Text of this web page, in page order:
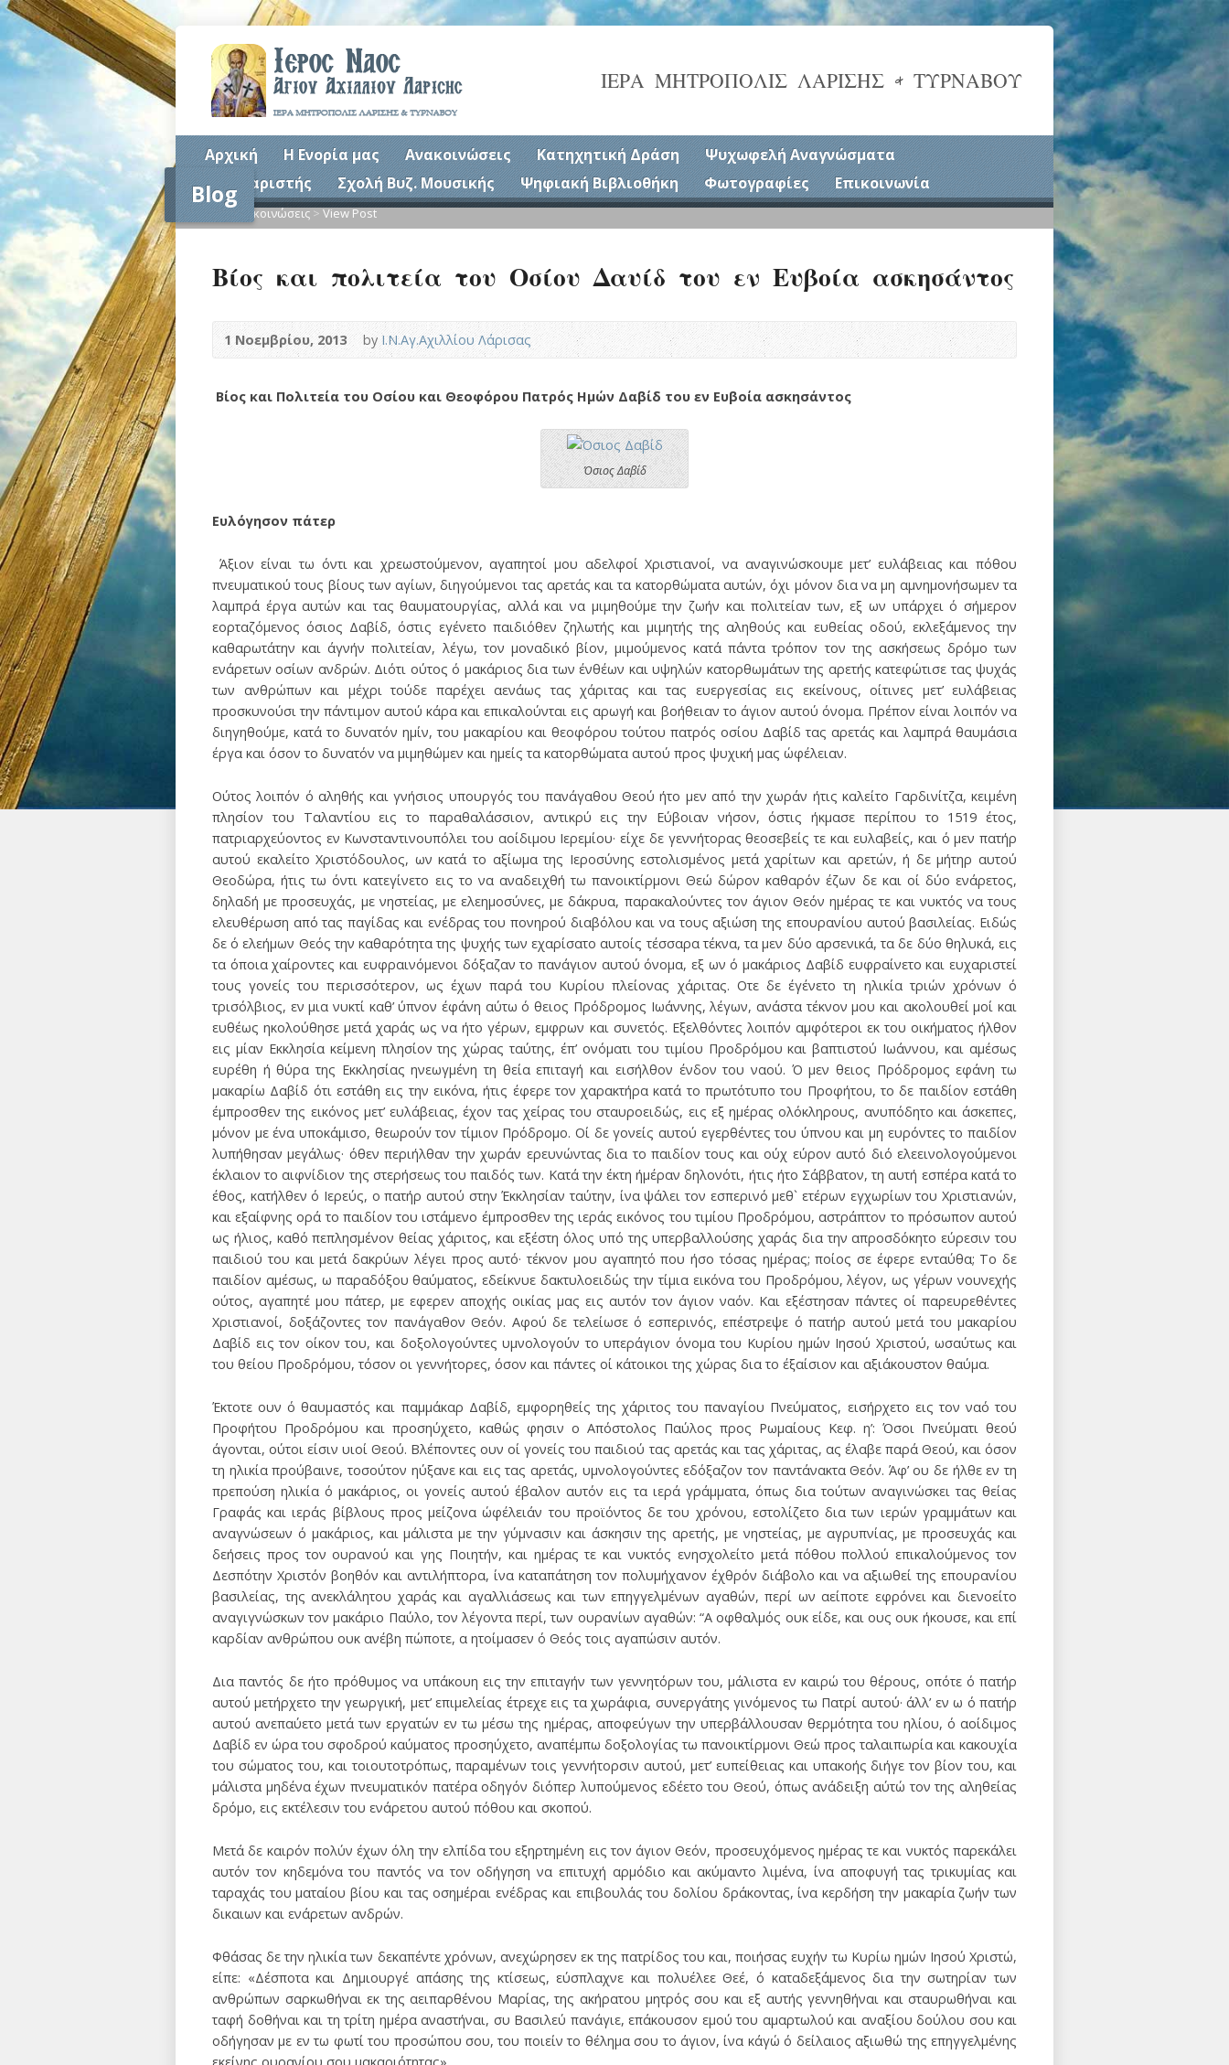
ΙΕΡΑ ΜΗΤΡΟΠΟΛΙΣ ΛΑΡΙΣΗΣ & ΤΥΡΝΑΒΟΥ
Αρχική Η Ενορία μας Ανακοινώσεις Κατηχητική Δράση
Ψυχωφελή Αναγνώσματα
Συναξαριστής
Σχολή Βυζ. Μουσικής Ψηφιακή Βιβλιοθήκη Φωτογραφίες Επικοινωνία
Blog
>Ανακοινώσεις>View Post
Βίος και πολιτεία του Οσίου Δαυίδ του εν Ευβοία ασκησάντος
1 Νοεμβρίου, 2013 by Ι.Ν.Αγ.Αχιλλίου Λάρισας
Βίος και Πολιτεία του Οσίου και Θεοφόρου Πατρός Ημών Δαβίδ του εν Ευβοία ασκησάντος
Όσιος Δαβίδ
Ευλόγησον πάτερ
Άξιον είναι τω όντι και χρεωστούμενον, αγαπητοί μου αδελφοί Χριστιανοί, να αναγινώσκουμε μετ’ ευλάβειας και πόθου
πνευματικού τους βίους των αγίων, διηγούμενοι τας αρετάς και τα κατορθώματα αυτών, όχι μόνον δια να μη αμνημονήσωμεν τα
λαμπρά έργα αυτών και τας θαυματουργίας, αλλά και να μιμηθούμε την ζωήν και πολιτείαν των, εξ ων υπάρχει ό σήμερον
εορταζόμενος όσιος Δαβίδ, όστις εγένετο παιδιόθεν ζηλωτής και μιμητής της αληθούς και ευθείας οδού, εκλεξάμενος την
καθαρωτάτην και άγνήν πολιτείαν, λέγω, τον μοναδικό βίον, μιμούμενος κατά πάντα τρόπον τον της ασκήσεως δρόμο των
ενάρετων οσίων ανδρών. Διότι ούτος ό μακάριος δια των ένθέων και υψηλών κατορθωμάτων της αρετής κατεφώτισε τας ψυχάς
των ανθρώπων και μέχρι τούδε παρέχει αενάως τας χάριτας και τας ευεργεσίας εις εκείνους, οίτινες μετ’ ευλάβειας
προσκυνούσι την πάντιμον αυτού κάρα και επικαλούνται εις αρωγή και βοήθειαν το άγιον αυτού όνομα. Πρέπον είναι λοιπόν να
διηγηθούμε, κατά το δυνατόν ημίν, του μακαρίου και θεοφόρου τούτου πατρός οσίου Δαβίδ τας αρετάς και λαμπρά θαυμάσια
έργα και όσον το δυνατόν να μιμηθώμεν και ημείς τα κατορθώματα αυτού προς ψυχική μας ώφέλειαν.
Ούτος λοιπόν ό αληθής και γνήσιος υπουργός του πανάγαθου Θεού ήτο μεν από την χωράν ήτις καλείτο Γαρδινίτζα, κειμένη
πλησίον του Ταλαντίου εις το παραθαλάσσιον, αντικρύ εις την Εύβοιαν νήσον, όστις ήκμασε περίπου το 1519 έτος,
πατριαρχεύοντος εν Κωνσταντινουπόλει του αοίδιμου Ιερεμίου· είχε δε γεννήτορας θεοσεβείς τε και ευλαβείς, και ό μεν πατήρ
αυτού εκαλείτο Χριστόδουλος, ων κατά το αξίωμα της Ιεροσύνης εστολισμένος μετά χαρίτων και αρετών, ή δε μήτηρ αυτού
Θεοδώρα, ήτις τω όντι κατεγίνετο εις το να αναδειχθή τω πανοικτίρμονι Θεώ δώρον καθαρόν έζων δε και οί δύο ενάρετος,
δηλαδή με προσευχάς, με νηστείας, με ελεημοσύνες, με δάκρυα, παρακαλούντες τον άγιον Θεόν ημέρας τε και νυκτός να τους
ελευθέρωση από τας παγίδας και ενέδρας του πονηρού διαβόλου και να τους αξιώση της επουρανίου αυτού βασιλείας. Ειδώς
δε ό ελεήμων Θεός την καθαρότητα της ψυχής των εχαρίσατο αυτοίς τέσσαρα τέκνα, τα μεν δύο αρσενικά, τα δε δύο θηλυκά, εις
τα όποια χαίροντες και ευφραινόμενοι δόξαζαν το πανάγιον αυτού όνομα, εξ ων ό μακάριος Δαβίδ ευφραίνετο και ευχαριστεί
τους γονείς του περισσότερον, ως έχων παρά του Κυρίου πλείονας χάριτας. Οτε δε έγένετο τη ηλικία τριών χρόνων ό
τρισόλβιος, εν μια νυκτί καθ’ ύπνον έφάνη αύτω ό θειος Πρόδρομος Ιωάννης, λέγων, ανάστα τέκνον μου και ακολουθεί μοί και
ευθέως ηκολούθησε μετά χαράς ως να ήτο γέρων, εμφρων και συνετός. Εξελθόντες λοιπόν αμφότεροι εκ του οικήματος ήλθον
εις μίαν Εκκλησία κείμενη πλησίον της χώρας ταύτης, έπ’ ονόματι του τιμίου Προδρόμου και βαπτιστού Ιωάννου, και αμέσως
ευρέθη ή θύρα της Εκκλησίας ηνεωγμένη τη θεία επιταγή και εισήλθον ένδον του ναού. Ό μεν θειος Πρόδρομος εφάνη τω
μακαρίω Δαβίδ ότι εστάθη εις την εικόνα, ήτις έφερε τον χαρακτήρα κατά το πρωτότυπο του Προφήτου, το δε παιδίον εστάθη
έμπροσθεν της εικόνος μετ’ ευλάβειας, έχον τας χείρας του σταυροειδώς, εις εξ ημέρας ολόκληρους, ανυπόδητο και άσκεπες,
μόνον με ένα υποκάμισο, θεωρούν τον τίμιον Πρόδρομο. Οί δε γονείς αυτού εγερθέντες του ύπνου και μη ευρόντες το παιδίον
λυπήθησαν μεγάλως· όθεν περιήλθαν την χωράν ερευνώντας δια το παιδίον τους και ούχ εύρον αυτό διό ελεεινολογούμενοι
έκλαιον το αιφνίδιον της στερήσεως του παιδός των. Κατά την έκτη ήμέραν δηλονότι, ήτις ήτο Σάββατον, τη αυτή εσπέρα κατά το
έθος, κατήλθεν ό Ιερεύς, ο πατήρ αυτού στην Έκκλησίαν ταύτην, ίνα ψάλει τον εσπερινό μεθ` ετέρων εγχωρίων του Χριστιανών,
και εξαίφνης ορά το παιδίον του ιστάμενο έμπροσθεν της ιεράς εικόνος του τιμίου Προδρόμου, αστράπτον το πρόσωπον αυτού
ως ήλιος, καθό πεπλησμένον θείας χάριτος, και εξέστη όλος υπό της υπερβαλλούσης χαράς δια την απροσδόκητο εύρεσιν του
παιδιού του και μετά δακρύων λέγει προς αυτό· τέκνον μου αγαπητό που ήσο τόσας ημέρας; ποίος σε έφερε ενταύθα; Το δε
παιδίον αμέσως, ω παραδόξου θαύματος, εδείκνυε δακτυλοειδώς την τίμια εικόνα του Προδρόμου, λέγον, ως γέρων νουνεχής
ούτος, αγαπητέ μου πάτερ, με εφερεν αποχής οικίας μας εις αυτόν τον άγιον ναόν. Και εξέστησαν πάντες οί παρευρεθέντες
Χριστιανοί, δοξάζοντες τον πανάγαθον Θεόν. Αφού δε τελείωσε ό εσπερινός, επέστρεψε ό πατήρ αυτού μετά του μακαρίου
Δαβίδ εις τον οίκον του, και δοξολογούντες υμνολογούν το υπεράγιον όνομα του Κυρίου ημών Ιησού Χριστού, ωσαύτως και
του θείου Προδρόμου, τόσον οι γεννήτορες, όσον και πάντες οί κάτοικοι της χώρας δια το έξαίσιον και αξιάκουστον θαύμα.
Έκτοτε ουν ό θαυμαστός και παμμάκαρ Δαβίδ, εμφορηθείς της χάριτος του παναγίου Πνεύματος, εισήρχετο εις τον ναό του
Προφήτου Προδρόμου και προσηύχετο, καθώς φησιν ο Απόστολος Παύλος προς Ρωμαίους Κεφ. η’: Όσοι Πνεύματι θεού
άγονται, ούτοι είσιν υιοί Θεού. Βλέποντες ουν οί γονείς του παιδιού τας αρετάς και τας χάριτας, ας έλαβε παρά Θεού, και όσον
τη ηλικία προύβαινε, τοσούτον ηύξανε και εις τας αρετάς, υμνολογούντες εδόξαζον τον παντάνακτα Θεόν. Άφ’ ου δε ήλθε εν τη
πρεπούση ηλικία ό μακάριος, οι γονείς αυτού έβαλον αυτόν εις τα ιερά γράμματα, όπως δια τούτων αναγινώσκει τας θείας
Γραφάς και ιεράς βίβλους προς μείζονα ώφέλειάν του προϊόντος δε του χρόνου, εστολίζετο δια των ιερών γραμμάτων και
αναγνώσεων ό μακάριος, και μάλιστα με την γύμνασιν και άσκησιν της αρετής, με νηστείας, με αγρυπνίας, με προσευχάς και
δεήσεις προς τον ουρανού και γης Ποιητήν, και ημέρας τε και νυκτός ενησχολείτο μετά πόθου πολλού επικαλούμενος τον
Δεσπότην Χριστόν βοηθόν και αντιλήπτορα, ίνα καταπάτηση τον πολυμήχανον έχθρόν διάβολο και να αξιωθεί της επουρανίου
βασιλείας, της ανεκλάλητου χαράς και αγαλλιάσεως και των επηγγελμένων αγαθών, περί ων αείποτε εφρόνει και διενοείτο
αναγιγνώσκων τον μακάριο Παύλο, τον λέγοντα περί, των ουρανίων αγαθών: “Α οφθαλμός ουκ είδε, και ους ουκ ήκουσε, και επί
καρδίαν ανθρώπου ουκ ανέβη πώποτε, α ητοίμασεν ό Θεός τοις αγαπώσιν αυτόν.
Δια παντός δε ήτο πρόθυμος να υπάκουη εις την επιταγήν των γεννητόρων του, μάλιστα εν καιρώ του θέρους, οπότε ό πατήρ
αυτού μετήρχετο την γεωργική, μετ’ επιμελείας έτρεχε εις τα χωράφια, συνεργάτης γινόμενος τω Πατρί αυτού· άλλ’ εν ω ό πατήρ
αυτού ανεπαύετο μετά των εργατών εν τω μέσω της ημέρας, αποφεύγων την υπερβάλλουσαν θερμότητα του ηλίου, ό αοίδιμος
Δαβίδ εν ώρα του σφοδρού καύματος προσηύχετο, αναπέμπω δοξολογίας τω πανοικτίρμονι Θεώ προς ταλαιπωρία και κακουχία
του σώματος του, και τοιουτοτρόπως, παραμένων τοις γεννήτορσιν αυτού, μετ’ ευπείθειας και υπακοής διήγε τον βίον του, και
μάλιστα μηδένα έχων πνευματικόν πατέρα οδηγόν διόπερ λυπούμενος εδέετο του Θεού, όπως ανάδειξη αύτώ τον της αληθείας
δρόμο, εις εκτέλεσιν του ενάρετου αυτού πόθου και σκοπού.
Μετά δε καιρόν πολύν έχων όλη την ελπίδα του εξηρτημένη εις τον άγιον Θεόν, προσευχόμενος ημέρας τε και νυκτός παρεκάλει
αυτόν τον κηδεμόνα του παντός να τον οδήγηση να επιτυχή αρμόδιο και ακύμαντο λιμένα, ίνα αποφυγή τας τρικυμίας και
ταραχάς του ματαίου βίου και τας οσημέραι ενέδρας και επιβουλάς του δολίου δράκοντας, ίνα κερδήση την μακαρία ζωήν των
δικαιων και ενάρετων ανδρών.
Φθάσας δε την ηλικία των δεκαπέντε χρόνων, ανεχώρησεν εκ της πατρίδος του και, ποιήσας ευχήν τω Κυρίω ημών Ιησού Χριστώ,
είπε: «Δέσποτα και Δημιουργέ απάσης της κτίσεως, εύσπλαχνε και πολυέλεε Θεέ, ό καταδεξάμενος δια την σωτηρίαν των
ανθρώπων σαρκωθήναι εκ της αειπαρθένου Μαρίας, της ακήρατου μητρός σου και εξ αυτής γεννηθήναι και σταυρωθήναι και
ταφή δοθήναι και τη τρίτη ημέρα αναστήναι, συ Βασιλεύ πανάγιε, επάκουσον εμού του αμαρτωλού και αναξίου δούλου σου και
οδήγησαν με εν τω φωτί του προσώπου σου, του ποιείν το θέλημα σου το άγιον, ίνα κάγώ ό δείλαιος αξιωθώ της επηγγελμένης